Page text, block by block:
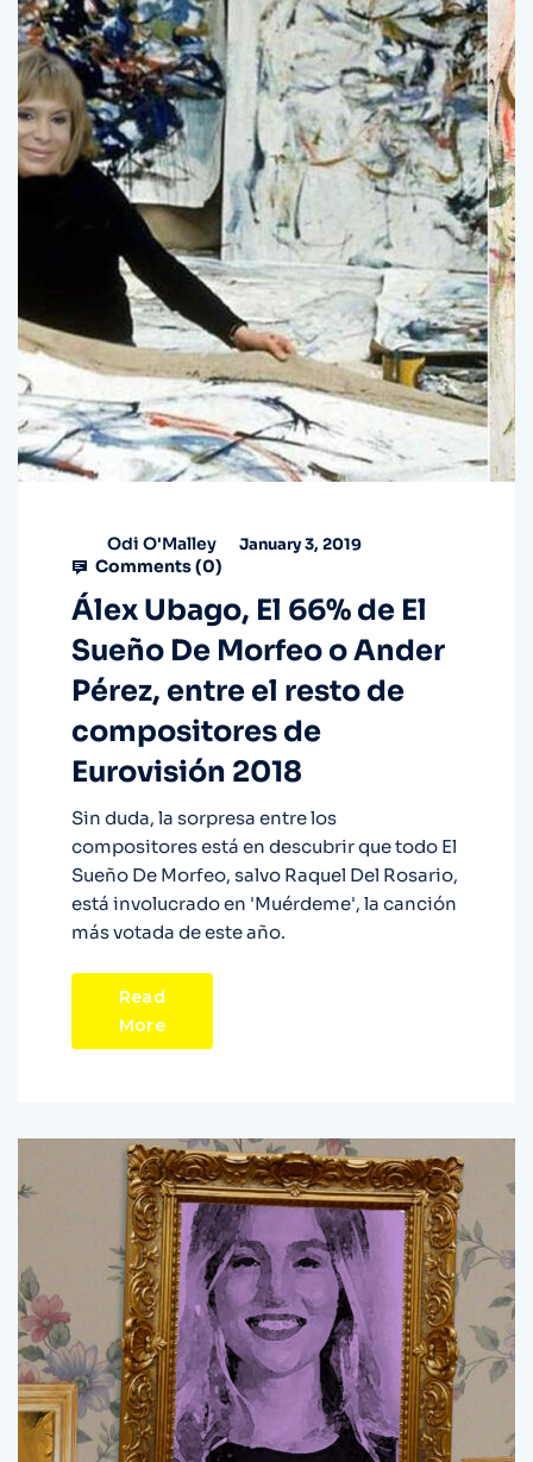
Odi O'Malley January 3, 2019
Comments (0)
Álex Ubago, El 66% de El
Sueño De Morfeo o Ander
Pérez, entre el resto de
compositores de
Eurovisión 2018
Sin duda, la sorpresa entre los
compositores está en descubrir que todo El
Sueño De Morfeo, salvo Raquel Del Rosario,
está involucrado en 'Muérdeme', la canción
más votada de este año.
Read
More